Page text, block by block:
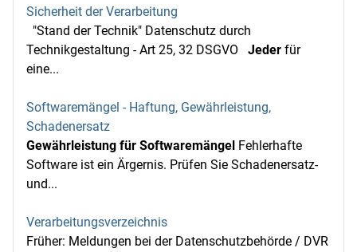
Sicherheit der Verarbeitung
"Stand der Technik" Datenschutz durch
Technikgestaltung - Art 25, 32 DSGVO Jeder für
eine...
Softwaremängel - Haftung, Gewährleistung,
Schadenersatz
Gewährleistung für Softwaremängel Fehlerhafte
Software ist ein Ärgernis. Prüfen Sie Schadenersatz-
und...
Verarbeitungsverzeichnis
Früher: Meldungen bei der Datenschutzbehörde / DVR